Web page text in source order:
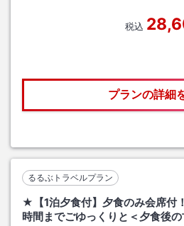
税込
プランの詳細
るるぶトラベルプラン
★【1泊夕食付】夕食のみ会席付
時間までごゆっくりと＜夕食後